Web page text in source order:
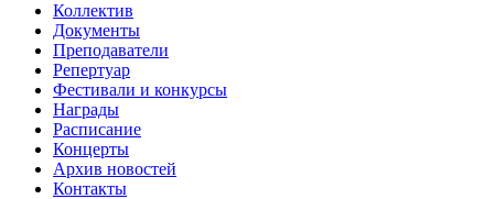
Коллектив
Документы
Преподаватели
Репертуар
Фестивали и конкурсы
Награды
Расписание
Концерты
Архив новостей
Контакты